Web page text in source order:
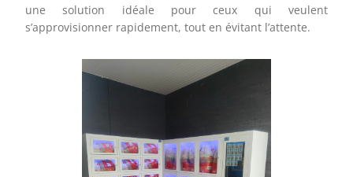
une solution idéale pour ceux qui veulent
s’approvisionner rapidement, tout en évitant l’attente.